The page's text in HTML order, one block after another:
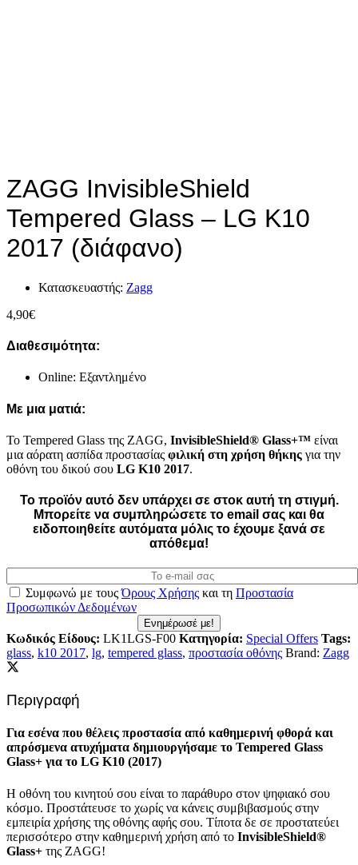
ZAGG InvisibleShield
Tempered Glass – LG K10
2017 (διάφανο)
Κατασκευαστής: Zagg
4,90€
Διαθεσιμότητα:
Online: Εξαντλημένο
Με μια ματιά:
Το Tempered Glass της ZAGG, InvisibleShield® Glass+™ είναι
μια αόρατη ασπίδα προστασίας φιλική στη χρήση θήκης για την
οθόνη του δικού σου LG K10 2017.
Το προϊόν αυτό δεν υπάρχει σε στοκ αυτή τη στιγμή.
Mπορείτε να συμπληρώσετε το email σας και θα
ειδοποιηθείτε αυτόματα μόλις το έχουμε ξανά σε
απόθεμα!
Συμφωνώ με τουςΌρους Χρήσης και τη Προστασία
Προσωπικών Δεδομένων
Ενημέρωσέ με!
Κωδικός Είδους: LK1LGS-F00 Κατηγορία: Special Offers Tags:
glass, k10 2017, lg, tempered glass, προστασία οθόνης Brand: Zagg
Περιγραφή
Για εσένα που θέλεις προστασία από καθημερινή φθορά και
απρόσμενα ατυχήματα δημιουργήσαμε το Tempered Glass
Glass+ για το LG K10 (2017)
Η οθόνη του κινητού σου είναι το παράθυρο στον ψηφιακό σου
κόσμο. Προστάτευσε το χωρίς να κάνεις συμβιβασμούς στην
εμπειρία χρήσης της οθόνης αφής σου. Τίποτα δε σε προστατεύει
περισσότερο στην καθημερινή χρήση από το InvisibleShield®
Glass+ της ZAGG!